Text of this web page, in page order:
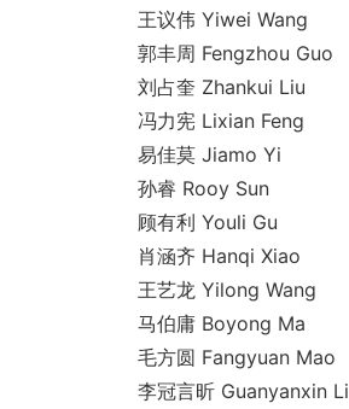
王议伟 Yiwei Wang
郭丰周 Fengzhou Guo
刘占奎 Zhankui Liu
冯力宪 Lixian Feng
易佳莫 Jiamo Yi
孙睿 Rooy Sun
顾有利 Youli Gu
肖涵齐 Hanqi Xiao
王艺龙 Yilong Wang
马伯庸 Boyong Ma
毛方圆 Fangyuan Mao
李冠言昕 Guanyanxin Li